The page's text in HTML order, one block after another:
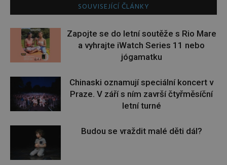
SOUVISEJÍCÍ ČLÁNKY
Zapojte se do letní soutěže s Rio Mare
a vyhrajte iWatch Series 11 nebo
jógamatku
Chinaski oznamují speciální koncert v
Praze. V září s ním završí čtyřměsíční
letní turné
Budou se vraždit malé děti dál?